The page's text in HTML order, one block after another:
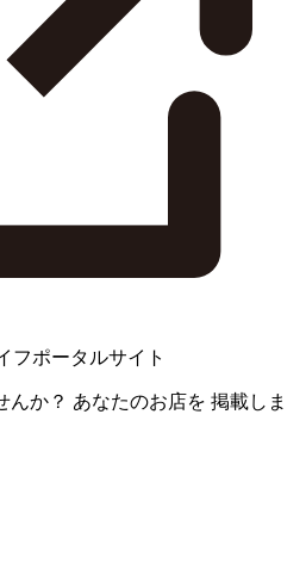
フポータルサイト
んか？ あなたのお店を 掲載しま